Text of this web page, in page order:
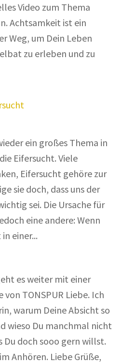
Video zum Thema
Achtsamkeit ist ein
Weg, um Dein Leben
zu erleben und zu
ein großes Thema in
Eifersucht. Viele
Eifersucht gehöre zur
sie doch, dass uns der
sei. Die Ursache für
eine andere: Wenn
einer...
es weiter mit einer
TONSPUR Liebe. Ich
warum Deine Absicht so
wieso Du manchmal nicht
Du doch sooo gern willst.
Anhören. Liebe Grüße,